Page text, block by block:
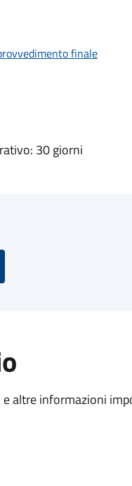
finale
30 giorni
altre informazioni